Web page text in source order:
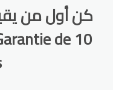
de 10